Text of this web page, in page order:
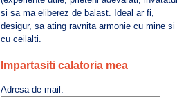
si sa ma eliberez de balast. Ideal ar fi,
desigur, sa ating ravnita armonie cu mine si
cu ceilalti.
Impartasiti calatoria mea
Adresa de mail: